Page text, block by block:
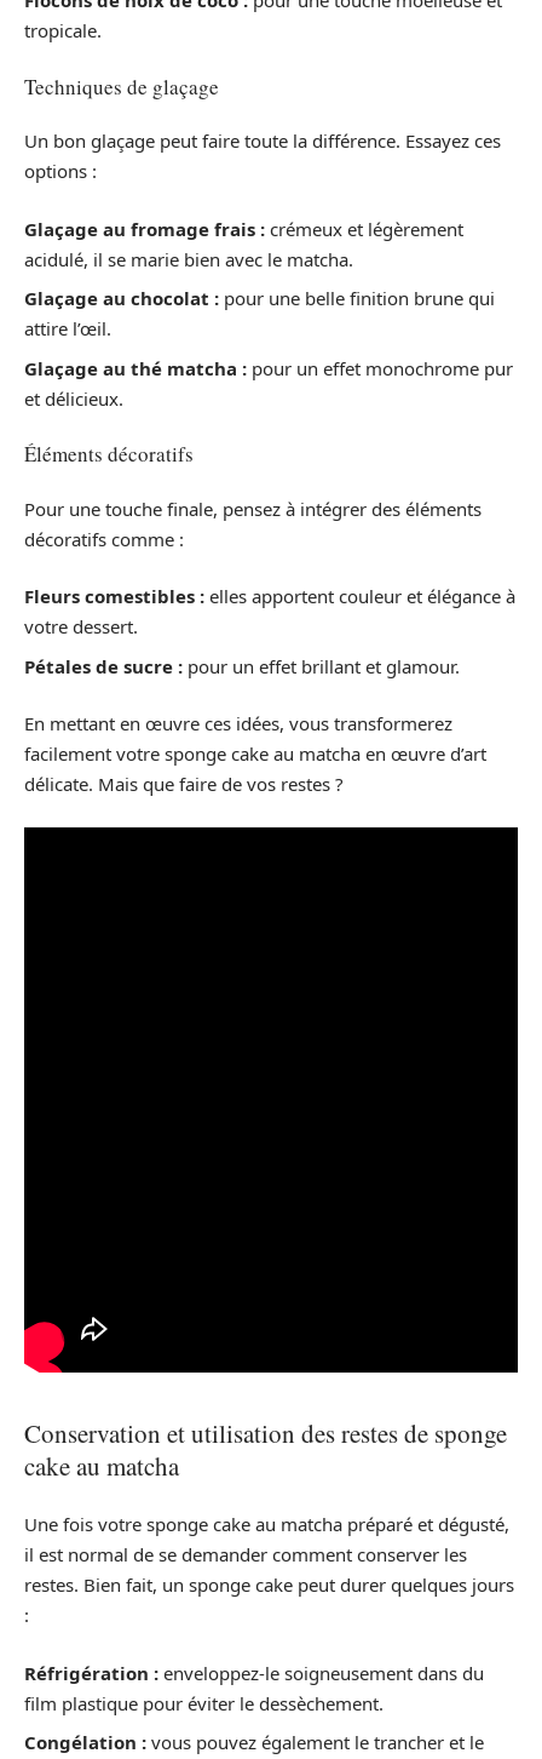
tropicale.
Techniques de glaçage
Un bon glaçage peut faire toute la différence. Essayez ces
options :
Glaçage au fromage frais : crémeux et légèrement
acidulé, il se marie bien avec le matcha.
Glaçage au chocolat : pour une belle finition brune qui
attire l’œil.
Glaçage au thé matcha : pour un effet monochrome pur
et délicieux.
Éléments décoratifs
Pour une touche finale, pensez à intégrer des éléments
décoratifs comme :
Fleurs comestibles : elles apportent couleur et élégance à
votre dessert.
Pétales de sucre : pour un effet brillant et glamour.
En mettant en œuvre ces idées, vous transformerez
facilement votre sponge cake au matcha en œuvre d’art
délicate. Mais que faire de vos restes ?
Conservation et utilisation des restes de sponge
cake au matcha
Une fois votre sponge cake au matcha préparé et dégusté,
il est normal de se demander comment conserver les
restes. Bien fait, un sponge cake peut durer quelques jours
:
Réfrigération : enveloppez-le soigneusement dans du
film plastique pour éviter le dessèchement.
Congélation : vous pouvez également le trancher et le